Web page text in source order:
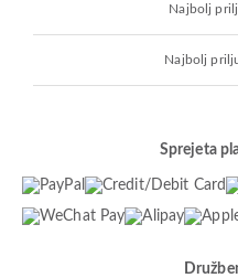
Najbolj
Najbolj
Sprejeta